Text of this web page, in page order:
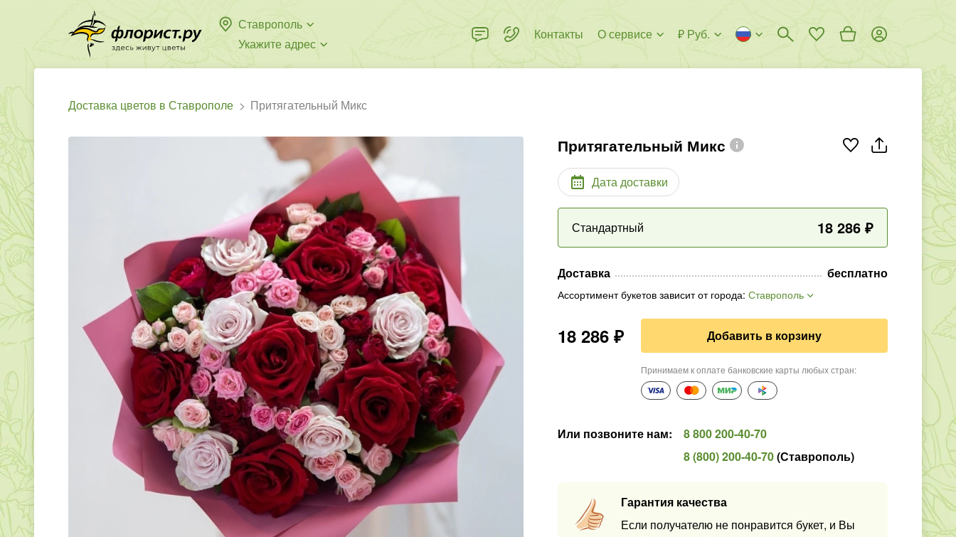
Ставрополь
Укажите адрес
Контакты О сервисе ₽ Руб.
Доставка цветов в Ставрополе Притягательный Микс
Притягательный Микс
Дата доставки
Стандартный 18 286 ₽
Доставка бесплатно
Ассортимент букетов зависит от города:Ставрополь
18 286 ₽ Добавить в корзину
Принимаем к оплате банковские карты любых стран:
Или позвоните нам:
8 800 200-40-70
8 (800) 200-40-70(Ставрополь)
Гарантия качества
Если получателю не понравится букет, и Вы